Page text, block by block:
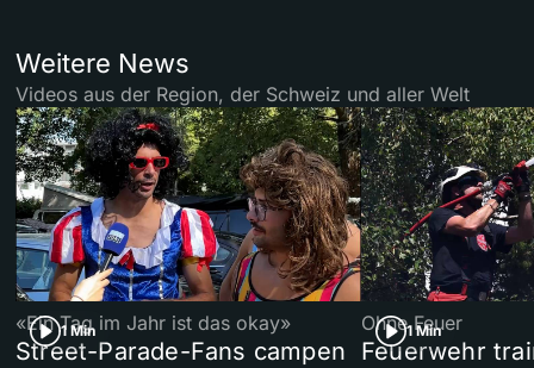
Weitere News
Videos aus der Region, der Schweiz und aller Welt
1 Min
«Ein Tag im Jahr ist das okay»
Street-Parade-Fans campen
1 Min
Ohne Feuer
Feuerwehr